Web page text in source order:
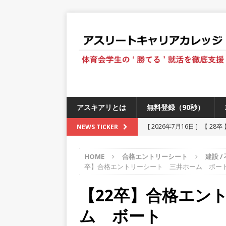
アスキアリとは 無料登録（90秒）
NEWS TICKER [ 2026年7月16日 ]
【 28
[ 2026年5月17日 ]
≪ 2027
[ 2026年5月15日 ] 【 28卒
230以上の国・地域で愛さ
HOME 合格エントリーシート
建設 /
卒】合格エントリーシート 三井ホーム ボー
【22卒】合格エ
ム ボート